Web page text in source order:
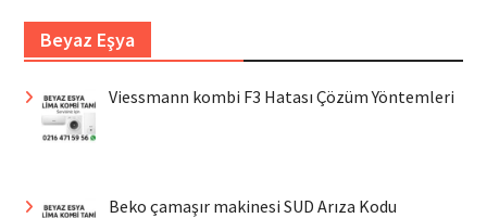
Beyaz Eşya
Viessmann kombi F3 Hatası Çözüm Yöntemleri
Beko çamaşır makinesi SUD Arıza Kodu